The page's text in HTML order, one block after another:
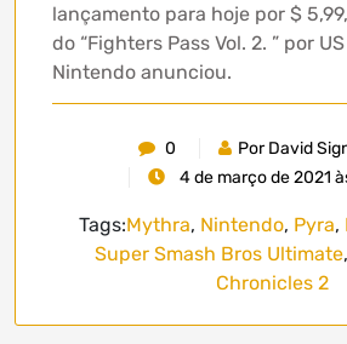
lançamento para hoje por $
do “Fighters Pass Vol. 2. ” por
Nintendo anunciou.
0
Por David
4 de março de 2021
Tags:Mythra, Nintendo, Pyra,
Super Smash Bros Ultimate,
Chronicles 2